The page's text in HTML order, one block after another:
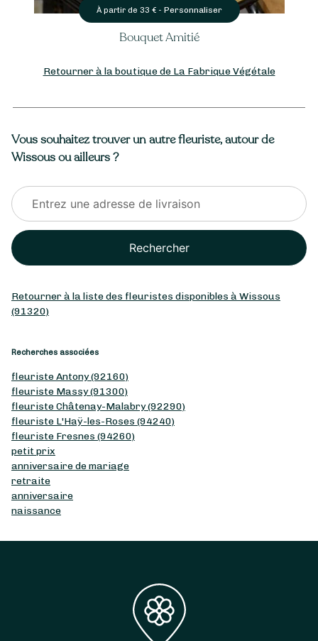
À partir de 33 € - Personnaliser
Bouquet Amitié
Retourner à la boutique de La Fabrique Végétale
Vous souhaitez trouver un autre fleuriste, autour de
Wissous ou ailleurs ?
Rechercher
Retourner à la liste des fleuristes disponibles à Wissous
(91320)
Recherches associées
fleuriste Antony (92160)
fleuriste Massy (91300)
fleuriste Châtenay-Malabry (92290)
fleuriste L'Haÿ-les-Roses (94240)
fleuriste Fresnes (94260)
petit prix
anniversaire de mariage
retraite
anniversaire
naissance